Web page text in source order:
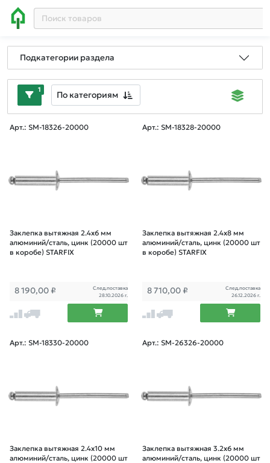
Подкатегории раздела
1 По категориям
Арт.: SM-18326-20000
Заклепка вытяжная 2.4х6 мм
алюминий/сталь, цинк (20000 шт
в коробе) STARFIX
8 190,00 ₽
След.поставка
28.10.2026 г.
Арт.: SM-18328-20000
Заклепка вытяжная 2.4х8 мм
алюминий/сталь, цинк (20000 шт
в коробе) STARFIX
8 710,00 ₽
След.поставка
26.12.2026 г.
Арт.: SM-18330-20000
Заклепка вытяжная 2.4х10 мм
алюминий/сталь, цинк (20000 шт
Арт.: SM-26326-20000
Заклепка вытяжная 3.2х6 мм
алюминий/сталь, цинк (20000 шт